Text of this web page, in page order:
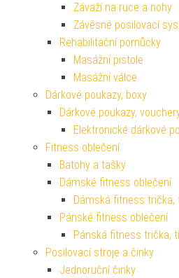
Závaží na ruce a nohy
Závěsné posilovací
Rehabilitační pomůcky
Masážní pistole
Masážní válce
Dárkové poukazy, boxy
Dárkové poukazy,
Elektronické dárkové
Fitness oblečení
Batohy a tašky
Dámské fitness oblečení
Dámská fitness trička,
Pánské fitness oblečení
Pánská fitness trička,
Posilovací stroje a činky
Jednoruční činky